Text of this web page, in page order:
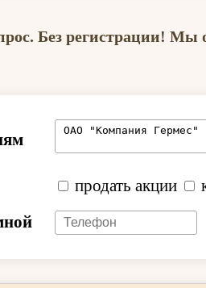
Без регистрации! Мы
продать акции